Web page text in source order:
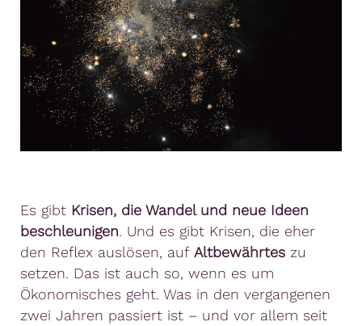
Es gibt Krisen, die Wandel und neue Ideen
beschleunigen. Und es gibt Krisen, die eher
den Reflex auslösen, auf Altbewährtes zu
setzen. Das ist auch so, wenn es um
Ökonomisches geht. Was in den vergangenen
zwei Jahren passiert ist – und vor allem seit